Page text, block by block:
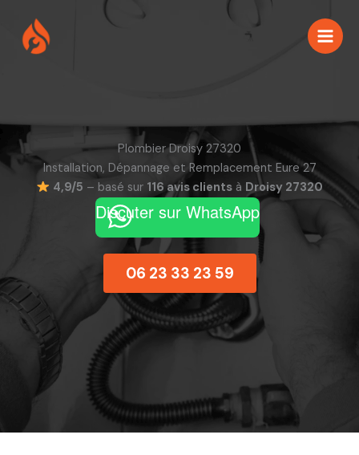
contenu
Plombier Droisy 27320
Installation, Dépannage et Remplacement Eure 27
4,9/5 – basé sur 116 avis clientsà Droisy 27320
Discuter sur WhatsApp
06 23 33 23 59